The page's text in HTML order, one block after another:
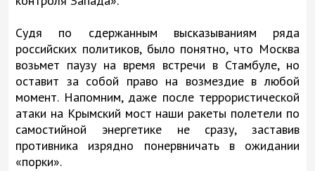
Судя по сдержанным высказываниям ряда
российских политиков, было понятно, что Москва
возьмет паузу на время встречи в Стамбуле, но
оставит за собой право на возмездие в любой
момент. Напомним, даже после террористической
атаки на Крымский мост наши ракеты полетели по
самостийной энергетике не сразу, заставив
противника изрядно понервничать в ожидании
«порки».